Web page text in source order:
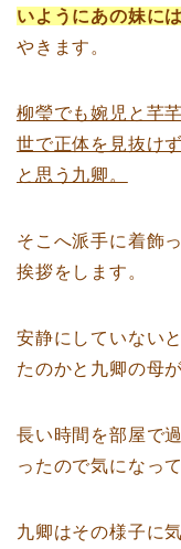
いようにあの妹に
やきます。
柳瑩でも婉児と芊
世で正体を見抜け
と思う九卿。
そこへ派手に着飾
挨拶をします。
安静にしていない
たのかと九卿の母
長い時間を部屋で
ったので気になっ
九卿はその様子に